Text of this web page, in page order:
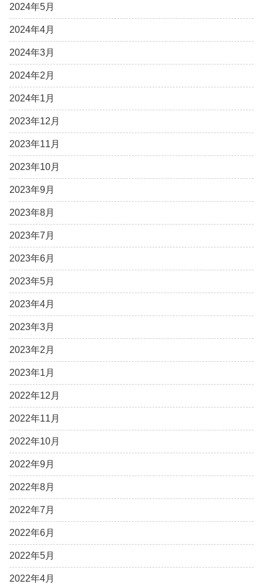
2024年5月
2024年4月
2024年3月
2024年2月
2024年1月
2023年12月
2023年11月
2023年10月
2023年9月
2023年8月
2023年7月
2023年6月
2023年5月
2023年4月
2023年3月
2023年2月
2023年1月
2022年12月
2022年11月
2022年10月
2022年9月
2022年8月
2022年7月
2022年6月
2022年5月
2022年4月